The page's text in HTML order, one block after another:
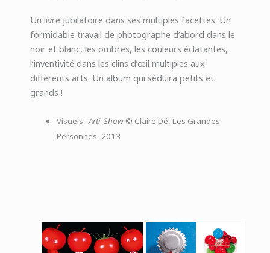
Un livre jubilatoire dans ses multiples facettes. Un
formidable travail de photographe d’abord dans le
noir et blanc, les ombres, les couleurs éclatantes,
l’inventivité dans les clins d’œil multiples aux
différents arts. Un album qui séduira petits et
grands !
Visuels :Arti Show © Claire Dé, Les Grandes
Personnes, 2013